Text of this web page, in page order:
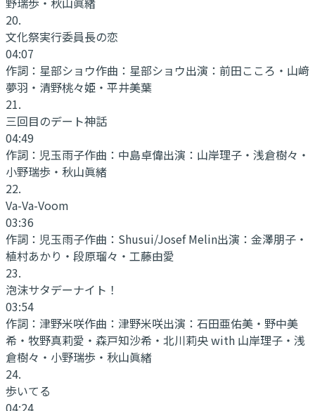
20.
文化祭実行委員長の恋
04:07
作詞： 星部ショウ作曲： 星部ショウ出演： 前田こころ・山﨑
夢羽・清野桃々姫・平井美葉
21.
三回目のデート神話
04:49
作詞： 児玉雨子作曲： 中島卓偉出演： 山岸理子・浅倉樹々・
小野瑞歩・秋山眞緒
22.
Va-Va-Voom
03:36
作詞： 児玉雨子作曲： Shusui/Josef Melin出演： 金澤朋子・
植村あかり・段原瑠々・工藤由愛
23.
泡沫サタデーナイト！
03:54
作詞： 津野米咲作曲： 津野米咲出演： 石田亜佑美・野中美
希・牧野真莉愛・森戸知沙希・北川莉央 with 山岸理子・浅
倉樹々・小野瑞歩・秋山眞緒
24.
歩いてる
04:24